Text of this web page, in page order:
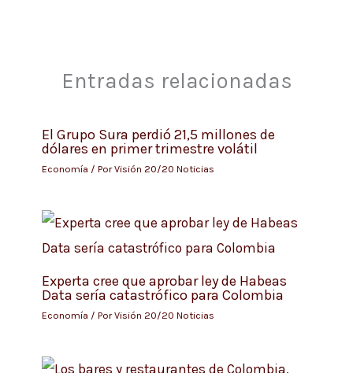
Entradas relacionadas
El Grupo Sura perdió 21,5 millones de
dólares en primer trimestre volátil
Economía / PorVisión 20/20 Noticias
Experta cree que aprobar ley de Habeas
Data sería catastrófico para Colombia
Economía / PorVisión 20/20 Noticias